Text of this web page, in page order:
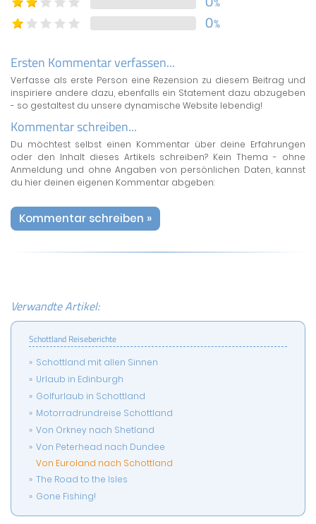
0%
Ersten Kommentar verfassen...
Verfasse als erste Person eine Rezension zu diesem Beitrag und
inspiriere andere dazu, ebenfalls ein Statement dazu abzugeben
- so gestaltest du unsere dynamische Website lebendig!
Kommentar schreiben...
Du möchtest selbst einen Kommentar über deine Erfahrungen
oder den Inhalt dieses Artikels schreiben? Kein Thema - ohne
Anmeldung und ohne Angaben von persönlichen Daten, kannst
du hier deinen eigenen Kommentar abgeben:
Kommentar schreiben »
Verwandte Artikel:
Schottland Reiseberichte
Schottland mit allen Sinnen
Urlaub in Edinburgh
Golfurlaub in Schottland
Motorradrundreise Schottland
Von Orkney nach Shetland
Von Peterhead nach Dundee
Von Euroland nach Schottland
The Road to the Isles
Gone Fishing!